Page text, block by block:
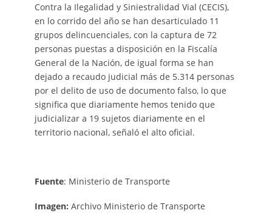
Contra la Ilegalidad y Siniestralidad Vial (CECIS),
en lo corrido del año se han desarticulado 11
grupos delincuenciales, con la captura de 72
personas puestas a disposición en la Fiscalía
General de la Nación, de igual forma se han
dejado a recaudo judicial más de 5.314 personas
por el delito de uso de documento falso, lo que
significa que diariamente hemos tenido que
judicializar a 19 sujetos diariamente en el
territorio nacional, señaló el alto oficial.
Fuente: Ministerio de Transporte
Imagen: Archivo Ministerio de Transporte